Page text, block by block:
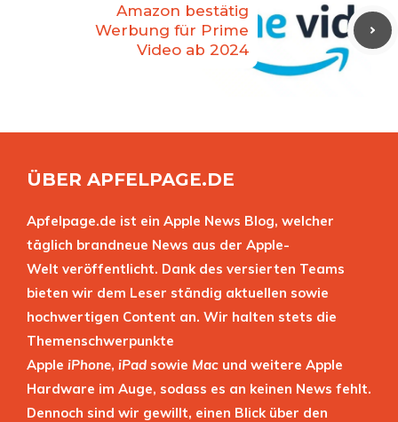
Amazon bestätig
Werbung für Prime
Video ab 2024
ÜBER APFELPAGE.DE
Apfelpage.de ist ein Apple News Blog, welcher
täglich brandneue News aus der Apple-
Welt veröffentlicht. Dank des versierten Teams
bieten wir dem Leser ständig aktuellen sowie
hochwertigen Content an. Wir halten stets die
Themenschwerpunkte
Apple iPhone, iPad sowie Mac und weitere Apple
Hardware im Auge, sodass es an keinen News fehlt.
Dennoch sind wir gewillt, einen Blick über den